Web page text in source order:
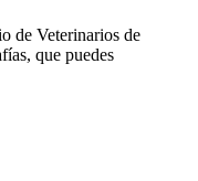
de Veterinarios de
que puedes